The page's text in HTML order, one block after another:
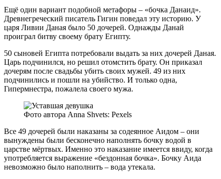
Ещё один вариант подобной метафоры – «бочка Данаид».
Древнегреческий писатель Гигин поведал эту историю. У
царя Ливии Даная было 50 дочерей. Однажды Данай
проиграл битву своему брату Египту.
50 сыновей Египта потребовали выдать за них дочерей Даная.
Царь подчинился, но решил отомстить брату. Он приказал
дочерям после свадьбы убить своих мужей. 49 из них
подчинились и пошли на убийство. И только одна,
Гипермнестра, пожалела своего мужа.
Фото автора Anna Shvets: Pexels
Все 49 дочерей были наказаны за содеянное Аидом – они
вынуждены были бесконечно наполнять бочку водой в
царстве мёртвых. Именно это наказание имеется ввиду, когда
употребляется выражение «бездонная бочка». Бочку Аида
невозможно было наполнить – вода утекала.